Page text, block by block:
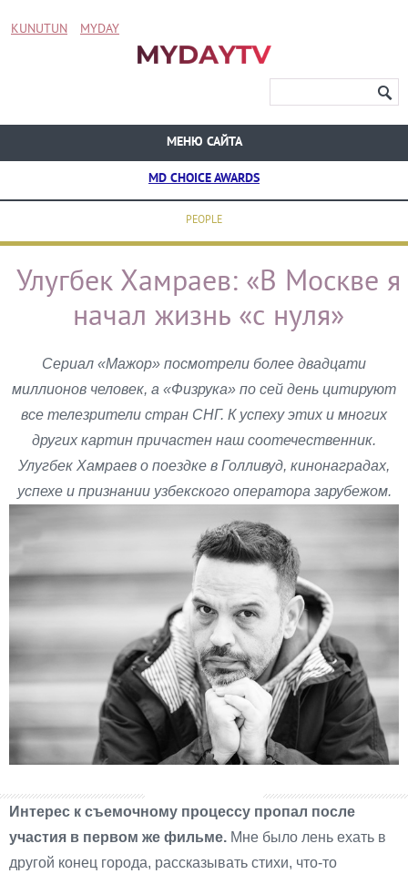
KUNUTUN MYDAY
МЕНЮ САЙТА
MD CHOICE AWARDS
PEOPLE
Улугбек Хамраев: «В Москве я
начал жизнь «с нуля»
Сериал «Мажор» посмотрели более двадцати
миллионов человек, а «Физрука» по сей день цитируют
все телезрители стран СНГ. К успеху этих и многих
других картин причастен наш соотечественник.
Улугбек Хамраев о поездке в Голливуд, кинонаградах,
успехе и признании узбекского оператора зарубежом.
Интерес к съемочному процессу пропал после
участия в первом же фильме. Мне было лень ехать в
другой конец города, рассказывать стихи, что-то